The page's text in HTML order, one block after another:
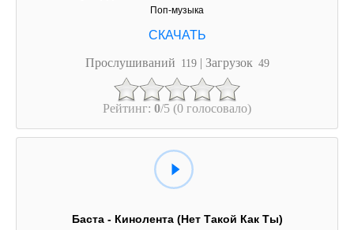
Поп-музыка
Прослушиваний 119 | Загрузок 49
Рейтинг: 0/5 (0 голосовало)
Баста - Кинолента (Нет Такой Как Ты)